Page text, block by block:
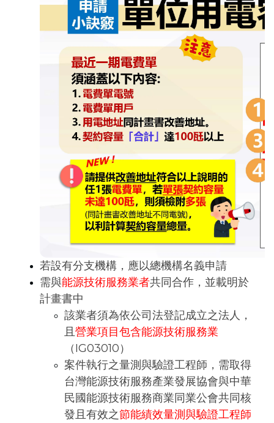
若設有分支機構，應以總機構名義申請
需與能源技術服務業者共同合作，並載明於
計畫書中
該業者須為依公司法登記成立之法人，
且 營業項目包含能源技術服務業
（IG03010）
案件執行之量測與驗證工程師，需取得
台灣能源技術服務產業發展協會與中華
民國能源技術服務商業同業公會共同核
發且有效之節能績效量測與驗證工程師